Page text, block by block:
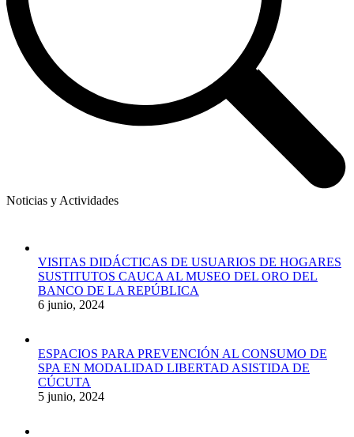
Noticias y Actividades
VISITAS DIDÁCTICAS DE USUARIOS DE HOGARES
SUSTITUTOS CAUCA AL MUSEO DEL ORO DEL
BANCO DE LA REPÚBLICA
6 junio, 2024
ESPACIOS PARA PREVENCIÓN AL CONSUMO DE
SPA EN MODALIDAD LIBERTAD ASISTIDA DE
CÚCUTA
5 junio, 2024